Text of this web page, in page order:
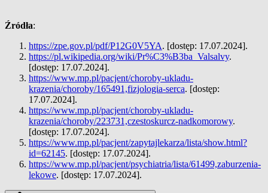
Źródła:
https://zpe.gov.pl/pdf/P12G0V5YA. [dostęp: 17.07.2024].
https://pl.wikipedia.org/wiki/Pr%C3%B3ba_Valsalvy.
[dostęp: 17.07.2024].
https://www.mp.pl/pacjent/choroby-ukladu-
krazenia/choroby/165491,fizjologia-serca. [dostęp:
17.07.2024].
https://www.mp.pl/pacjent/choroby-ukladu-
krazenia/choroby/223731,czestoskurcz-nadkomorowy.
[dostęp: 17.07.2024].
https://www.mp.pl/pacjent/zapytajlekarza/lista/show.html?
id=62145. [dostęp: 17.07.2024].
https://www.mp.pl/pacjent/psychiatria/lista/61499,zaburzenia-
lekowe. [dostęp: 17.07.2024].